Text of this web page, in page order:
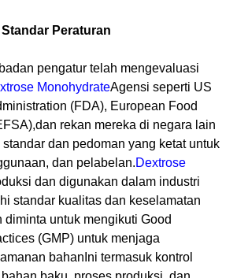
Peraturan
pengatur telah mengevaluasi
MonohydrateAgensi seperti US
(FDA), European Food
rekan mereka di negara lain
dan pedoman yang ketat untuk
dan pelabelan.Dextrose
dan digunakan dalam industri
standar kualitas dan keselamatan
diminta untuk mengikuti Good
(GMP) untuk menjaga
bahanIni termasuk kontrol